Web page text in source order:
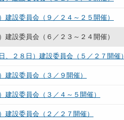
設委員会（９／２４～２５開催）
設委員会（６／２３～２４開催）
２８日）建設委員会（５／２７開催）
建設委員会（３／９開催）
設委員会（３／４～５開催）
設委員会（２／２７開催）